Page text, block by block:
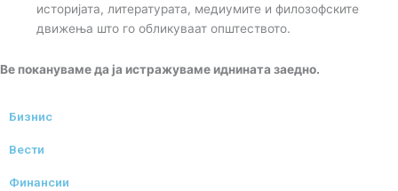
историјата, литературата, медиумите и филозофските
движења што го обликуваат општеството.
Ве покануваме да ја истражуваме иднината заедно.
Бизнис
Вести
Финансии